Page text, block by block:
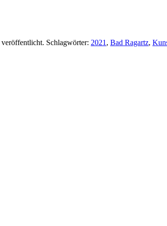
veröffentlicht. Schlagwörter: 2021 , Bad Ragartz,